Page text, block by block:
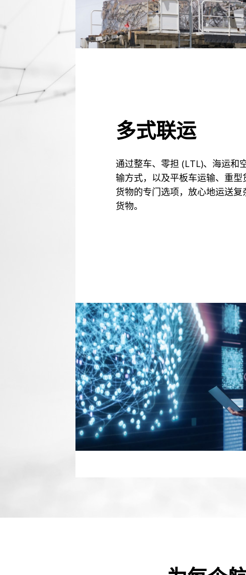
多式联运
通过整车、零担 (LTL)、海运和
输方式，以及平板车运输、重型
货物的专门选项，放心地运送复
货物。